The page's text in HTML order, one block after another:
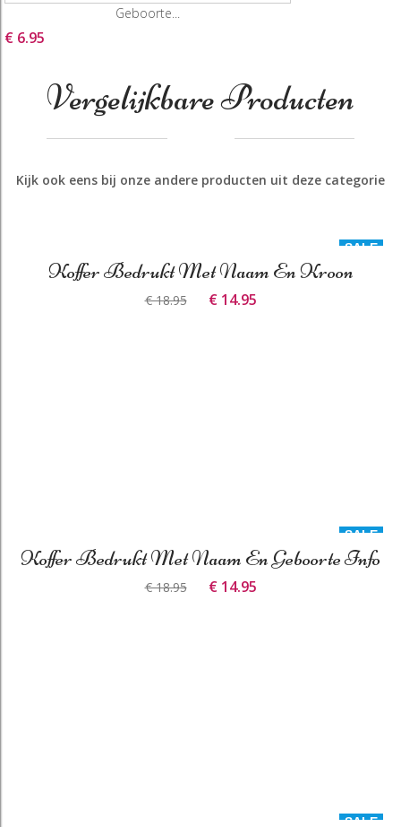
Geboorte...
€ 6.95
Vergelijkbare Producten
Kijk ook eens bij onze andere producten uit deze categorie
SALE
Koffer Bedrukt Met Naam En Kroon
€ 18.95 € 14.95
SALE
Koffer Bedrukt Met Naam En Geboorte Info
€ 18.95 € 14.95
SALE